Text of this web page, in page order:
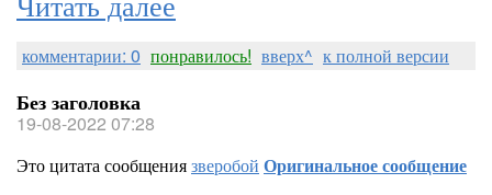
комментарии: 0 понравилось! вверх^ к полной версии
Без заголовка
19-08-2022 07:28
Это цитата сообщениязверобой Оригинальное сообщение